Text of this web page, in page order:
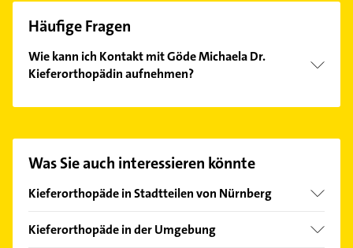
Häufige Fragen
Wie kann ich Kontakt mit Göde Michaela Dr.
Kieferorthopädin aufnehmen?
Hier finden Sie alleKontaktdaten
Was Sie auch interessieren könnte
Kieferorthopäde in Stadtteilen von Nürnberg
Lorenz
Kieferorthopäde in der Umgebung